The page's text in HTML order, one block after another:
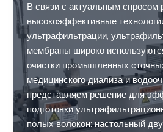
В связи с актуальным спросом
высокоэффективные
ультрафильтрации,
мембраны широко
очистки промышленных
медицинского диализа и
представляем решение для
подготовки
полых волокон: настольный